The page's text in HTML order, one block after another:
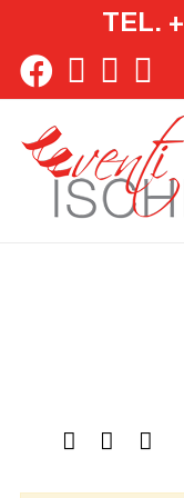
TEL.